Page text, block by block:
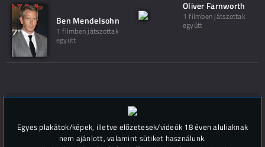
Ben Mendelsohn
1 filmben játszottak
együtt
Oliver Farnworth
1 filmben játszottak
együtt
Hozzászólások (
Egyes plakátok/képek, illetve előzetesek/videók 18 éven aluliaknak
nem ajánlott, valamint sütiket használunk.